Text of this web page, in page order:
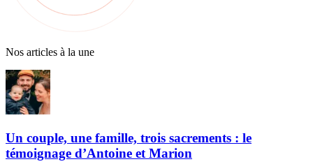
Nos articles à la une
Un couple, une famille, trois sacrements : le
témoignage d’Antoine et Marion